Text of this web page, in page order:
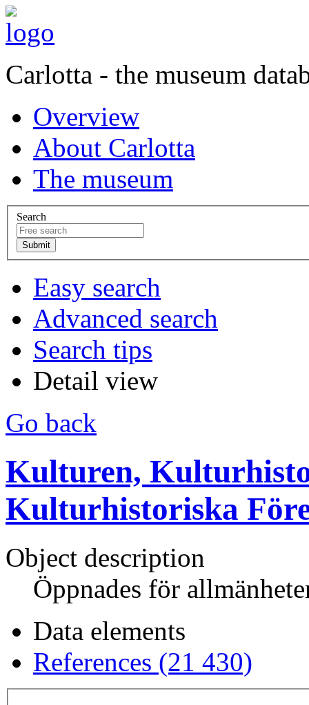
Carlotta - the museum
Overview
About Carlotta
The museum
Search
Easy search
Advanced search
Search tips
Detail view
Go back
Kulturen,
Kulturhistoriska
Object description
Öppnades för
Data elements
References (21 430)